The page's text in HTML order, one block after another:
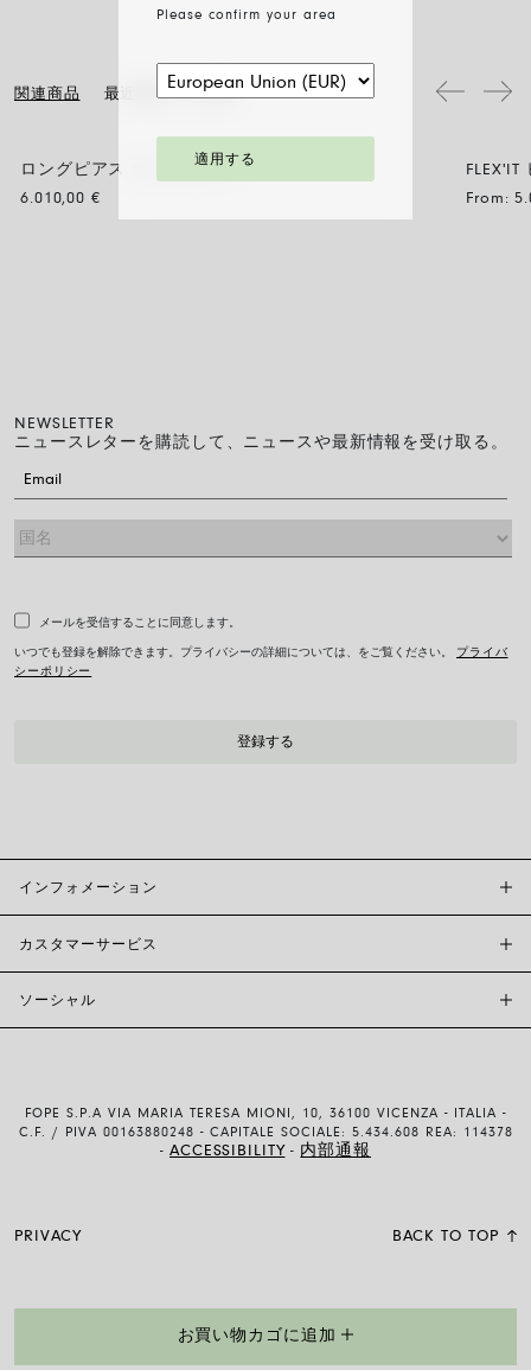
Please confirm your area
適用する
は、特別なお手入れ方法を必要としません。柔らかい乾いた布で表面を
関連商品 最近閲覧した記事
ロングピアス ダイヤモンド
6.010,00 €
From:
NEWSLETTER
ニュースレターを購読して、ニュースや最新情報を受け取る。
メールを受信することに同意します。
いつでも登録を解除できます。プライバシーの詳細については、をご覧ください。 プライバ
シーポリシー
インフォメーション
カスタマーサービス
配送・返品
ソーシャル
YOUTUBE
FOPE S.P.A VIA MARIA TERESA MIONI, 10, 36100 VICENZA - ITALIA -
C.F. / PIVA 00163880248 - CAPITALE SOCIALE: 5.434.608 REA: 114378
- ACCESSIBILITY - 内部通報
PRIVACY BACK TO TOP
お買い物カゴに追加